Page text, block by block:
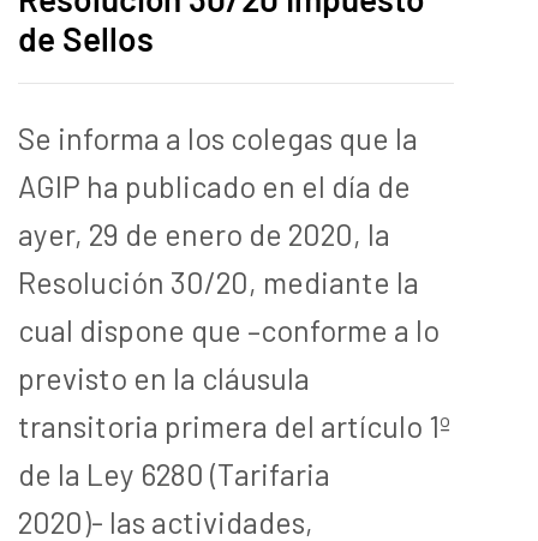
de Sellos
Se informa a los colegas que la
AGIP ha publicado en el día de
ayer, 29 de enero de 2020, la
Resolución 30/20, mediante la
cual dispone que –conforme a lo
previsto en la cláusula
transitoria primera del artículo 1º
de la Ley 6280 (Tarifaria
2020)- las actividades,